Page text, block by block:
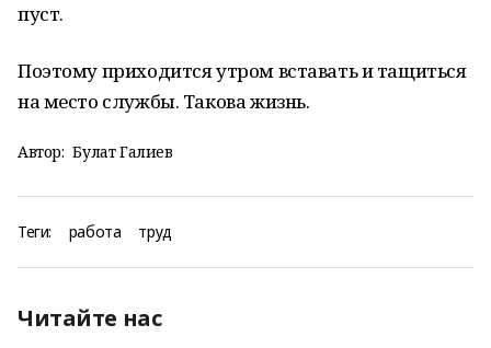
пуст.
Поэтому приходится утром вставать и тащиться
на место службы. Такова жизнь.
Автор: Булат Галиев
Теги: работа труд
Читайте нас